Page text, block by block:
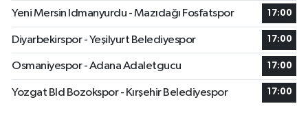
Yeni Mersin Idmanyurdu - Mazıdağı Fosfatspor 17:00
Diyarbekirspor - Yeşilyurt Belediyespor 17:00
Osmaniyespor - Adana Adaletgucu 17:00
Yozgat Bld Bozokspor - Kırşehir Belediyespor 17:00